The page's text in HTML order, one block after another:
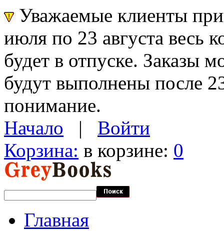
Уважаемые клиенты
июля по 23 августа весь
будет в отпуске. Заказы
будут выполнены после
понимание.
Начало | Войти
Корзина: в корзине: 0
Главная